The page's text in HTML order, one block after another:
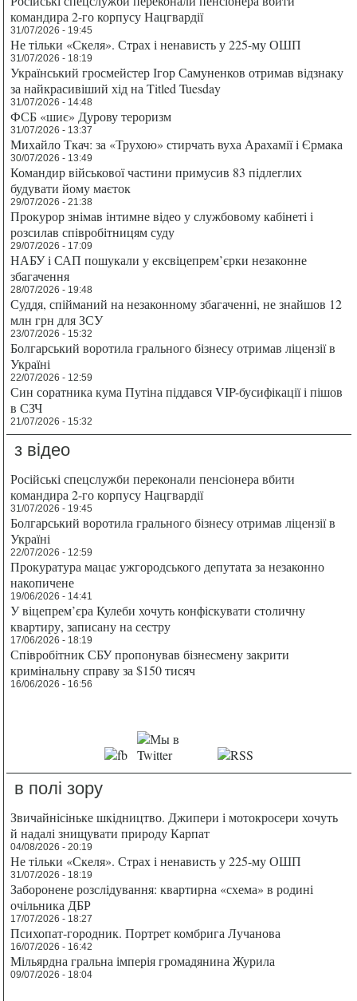
командира 2-го корпусу Нацгвардії
31/07/2026 - 19:45
Не тільки «Скеля». Страх і ненависть у 225-му ОШП
31/07/2026 - 18:19
Український гросмейстер Ігор Самуненков отримав відзнаку
за найкрасивіший хід на Titled Tuesday
31/07/2026 - 14:48
ФСБ «шиє» Дурову тероризм
31/07/2026 - 13:37
Михайло Ткач: за «Трухою» стирчать вуха Арахамії і Єрмака
30/07/2026 - 13:49
Командир військової частини примусив 83 підлеглих
будувати йому маєток
29/07/2026 - 21:38
Прокурор знімав інтимне відео у службовому кабінеті і
розсилав співробітницям суду
29/07/2026 - 17:09
НАБУ і САП пошукали у ексвіцепрем’єрки незаконне
збагачення
28/07/2026 - 19:48
Суддя, спійманий на незаконному збагаченні, не знайшов 12
млн грн для ЗСУ
23/07/2026 - 15:32
Болгарський воротила грального бізнесу отримав ліцензії в
Україні
22/07/2026 - 12:59
Син соратника кума Путіна піддався VIP-бусифікації і пішов
в СЗЧ
21/07/2026 - 15:32
з відео
Російські спецслужби переконали пенсіонера вбити
командира 2-го корпусу Нацгвардії
31/07/2026 - 19:45
Болгарський воротила грального бізнесу отримав ліцензії в
Україні
22/07/2026 - 12:59
Прокуратура мацає ужгородського депутата за незаконно
накопичене
19/06/2026 - 14:41
У віцепрем’єра Кулеби хочуть конфіскувати столичну
квартиру, записану на сестру
17/06/2026 - 18:19
Співробітник СБУ пропонував бізнесмену закрити
кримінальну справу за $150 тисяч
16/06/2026 - 16:56
в полі зору
Звичайнісіньке шкідництво. Джипери і мотокросери хочуть
й надалі знищувати природу Карпат
04/08/2026 - 20:19
Не тільки «Скеля». Страх і ненависть у 225-му ОШП
31/07/2026 - 18:19
Заборонене розслідування: квартирна «схема» в родині
очільника ДБР
17/07/2026 - 18:27
Психопат-городник. Портрет комбрига Лучанова
16/07/2026 - 16:42
Мільярдна гральна імперія громадянина Журила
09/07/2026 - 18:04